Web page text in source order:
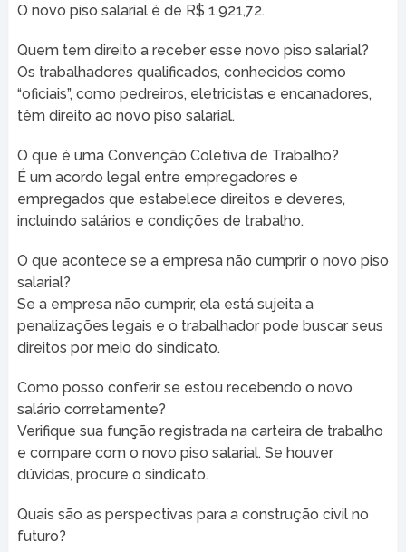
O novo piso salarial é de R$ 1.921,72.
Quem tem direito a receber esse novo piso salarial?
Os trabalhadores qualificados, conhecidos como
“oficiais”, como pedreiros, eletricistas e encanadores,
têm direito ao novo piso salarial.
O que é uma Convenção Coletiva de Trabalho?
É um acordo legal entre empregadores e
empregados que estabelece direitos e deveres,
incluindo salários e condições de trabalho.
O que acontece se a empresa não cumprir o novo piso
salarial?
Se a empresa não cumprir, ela está sujeita a
penalizações legais e o trabalhador pode buscar seus
direitos por meio do sindicato.
Como posso conferir se estou recebendo o novo
salário corretamente?
Verifique sua função registrada na carteira de trabalho
e compare com o novo piso salarial. Se houver
dúvidas, procure o sindicato.
Quais são as perspectivas para a construção civil no
futuro?